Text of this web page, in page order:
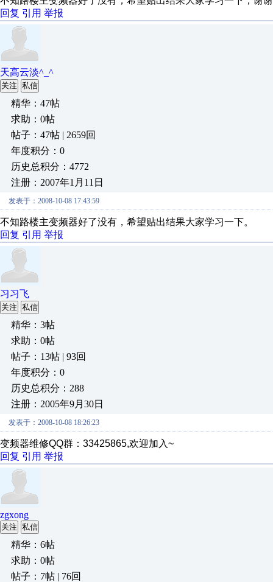
回复 引用 举报
天高云淡^_^
关注 私信
精华：47帖
求助：0帖
帖子：47帖 | 2659回
年度积分：0
历史总积分：4772
注册：2007年1月11日
发表于：2008-10-08 17:43:59
不知路楼主变频器好了没有，希望贴出结果大家学习一下。
回复 引用 举报
习习飞
关注 私信
精华：3帖
求助：0帖
帖子：13帖 | 93回
年度积分：0
历史总积分：288
注册：2005年9月30日
发表于：2008-10-08 18:26:23
变频器维修QQ群：33425865,欢迎加入~
回复 引用 举报
zgxong
关注 私信
精华：6帖
求助：0帖
帖子：7帖 | 76回